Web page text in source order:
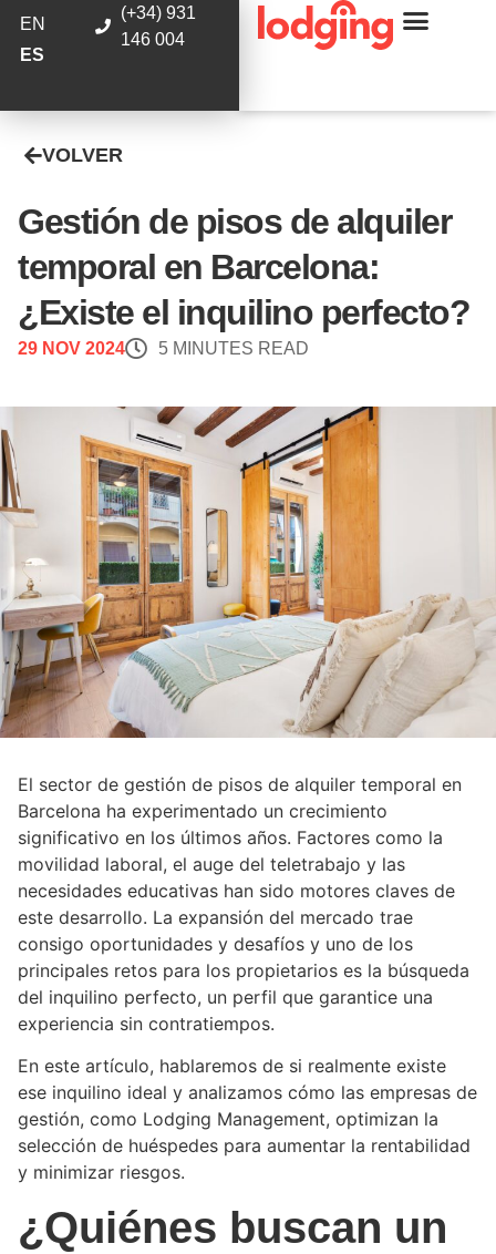
EN
ES
(+34) 931
146 004
VOLVER
Gestión de pisos de alquiler
temporal en Barcelona:
¿Existe el inquilino perfecto?
29 NOV 2024 5 MINUTES READ
El sector de gestión de pisos de alquiler temporal en
Barcelona ha experimentado un crecimiento
significativo en los últimos años. Factores como la
movilidad laboral, el auge del teletrabajo y las
necesidades educativas han sido motores claves de
este desarrollo. La expansión del mercado trae
consigo oportunidades y desafíos y uno de los
principales retos para los propietarios es la búsqueda
del inquilino perfecto, un perfil que garantice una
experiencia sin contratiempos.
En este artículo, hablaremos de si realmente existe
ese inquilino ideal y analizamos cómo las empresas de
gestión, como Lodging Management, optimizan la
selección de huéspedes para aumentar la rentabilidad
y minimizar riesgos.
¿Quiénes buscan un